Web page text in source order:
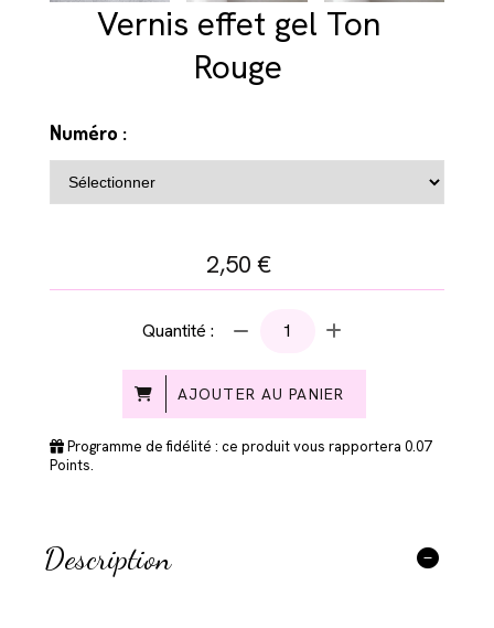
Vernis effet gel Ton
Rouge
Numéro :
2,50 €
Quantité :
AJOUTER AU PANIER
Programme de fidélité : ce produit vous rapportera 0.07
Points.
Description